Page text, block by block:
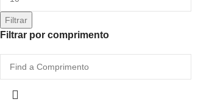
Filtrar
Filtrar por comprimento